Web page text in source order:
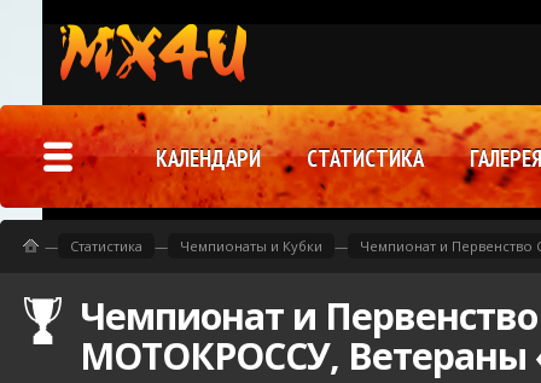
Чемпионат и
МОТОКРОССУ, Ветераны
— Статистика — Чемпионаты и Кубки — Чемпионат и
КАЛЕНДАРИ СТАТИСТИКА ГАЛЕРЕЯ